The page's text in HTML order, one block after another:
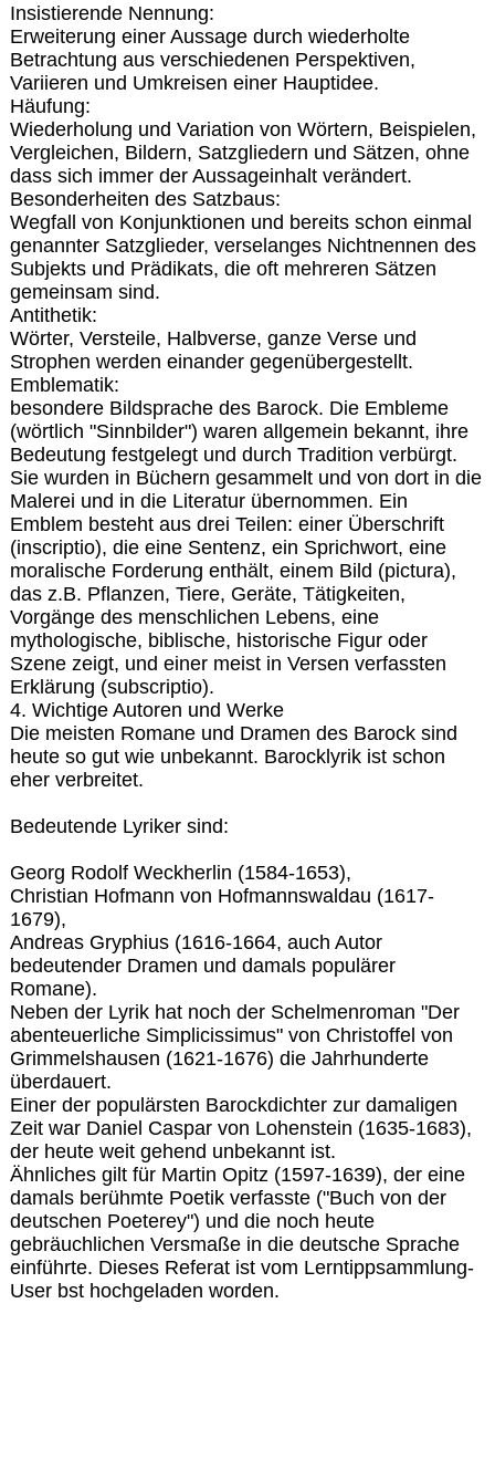
Insistierende Nennung:
Erweiterung einer Aussage durch wiederholte
Betrachtung aus verschiedenen Perspektiven,
Variieren und Umkreisen einer Hauptidee.
Häufung:
Wiederholung und Variation von Wörtern, Beispielen,
Vergleichen, Bildern, Satzgliedern und Sätzen, ohne
dass sich immer der Aussageinhalt verändert.
Besonderheiten des Satzbaus:
Wegfall von Konjunktionen und bereits schon einmal
genannter Satzglieder, verselanges Nichtnennen des
Subjekts und Prädikats, die oft mehreren Sätzen
gemeinsam sind.
Antithetik:
Wörter, Versteile, Halbverse, ganze Verse und
Strophen werden einander gegenübergestellt.
Emblematik:
besondere Bildsprache des Barock. Die Embleme
(wörtlich "Sinnbilder") waren allgemein bekannt, ihre
Bedeutung festgelegt und durch Tradition verbürgt.
Sie wurden in Büchern gesammelt und von dort in die
Malerei und in die Literatur übernommen. Ein
Emblem besteht aus drei Teilen: einer Überschrift
(inscriptio), die eine Sentenz, ein Sprichwort, eine
moralische Forderung enthält, einem Bild (pictura),
das z.B. Pflanzen, Tiere, Geräte, Tätigkeiten,
Vorgänge des menschlichen Lebens, eine
mythologische, biblische, historische Figur oder
Szene zeigt, und einer meist in Versen verfassten
Erklärung (subscriptio).
4. Wichtige Autoren und Werke
Die meisten Romane und Dramen des Barock sind
heute so gut wie unbekannt. Barocklyrik ist schon
eher verbreitet.
Bedeutende Lyriker sind:
Georg Rodolf Weckherlin (1584-1653),
Christian Hofmann von Hofmannswaldau (1617-
1679),
Andreas Gryphius (1616-1664, auch Autor
bedeutender Dramen und damals populärer
Romane).
Neben der Lyrik hat noch der Schelmenroman "Der
abenteuerliche Simplicissimus" von Christoffel von
Grimmelshausen (1621-1676) die Jahrhunderte
überdauert.
Einer der populärsten Barockdichter zur damaligen
Zeit war Daniel Caspar von Lohenstein (1635-1683),
der heute weit gehend unbekannt ist.
Ähnliches gilt für Martin Opitz (1597-1639), der eine
damals berühmte Poetik verfasste ("Buch von der
deutschen Poeterey") und die noch heute
gebräuchlichen Versmaße in die deutsche Sprache
einführte. Dieses Referat ist vom Lerntippsammlung-
User bst hochgeladen worden.